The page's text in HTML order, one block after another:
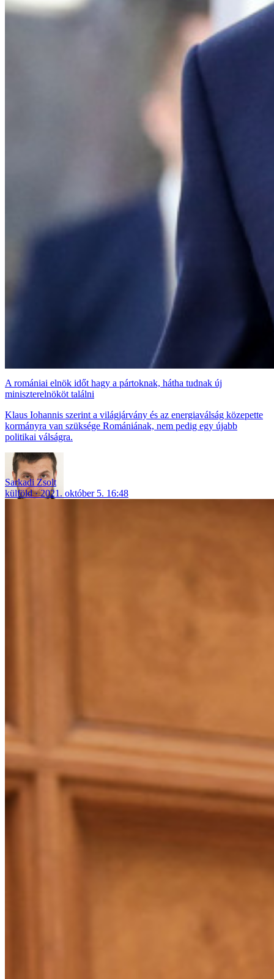
A romániai elnök időt hagy a pártoknak, hátha tudnak új
miniszterelnököt találni
Klaus Iohannis szerint a világjárvány és az energiaválság közepette
kormányra van szüksége Romániának, nem pedig egy újabb
politikai válságra.
Sarkadi Zsolt
külföld
2021. október 5. 16:48